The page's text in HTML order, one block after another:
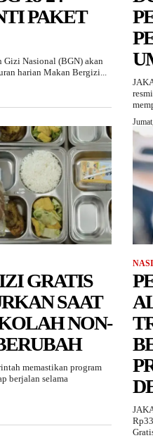
PAKET
Gizi Nasional (BGN) akan
harian Makan Bergizi...
GRATIS
SAAT
NON-
memastikan program
berjalan selama